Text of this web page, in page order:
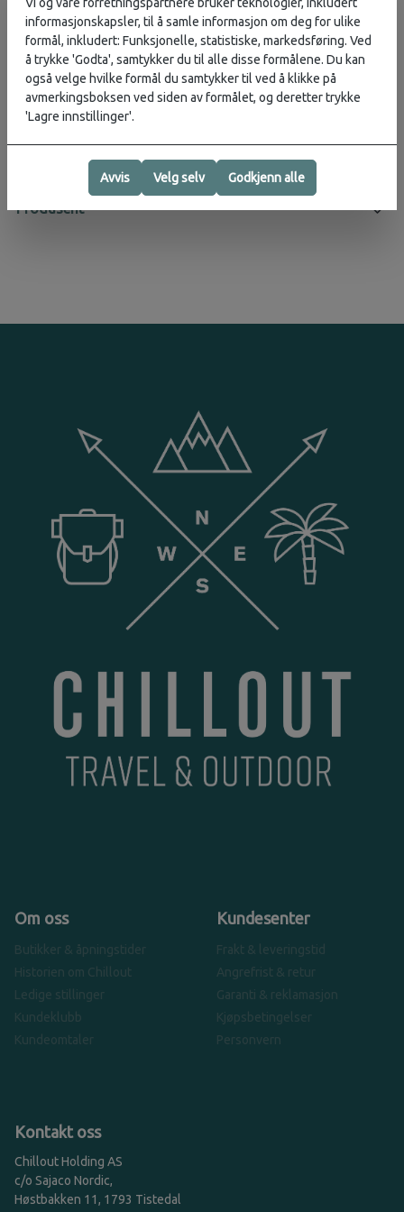
som negler, fortsatt laget i Seattle, WA, men nå i 100 % sertifisert
økologisk bomull.
Lavprofilvisir, lett buet nebb, svart undernebb, mønstret nylonrør
med KAVU-justering.
Vurderinger
Produsent
Om oss
Butikker & åpningstider
Historien om Chillout
Ledige stillinger
Kundeklubb
Kundeomtaler
Kundesenter
Frakt & leveringstid
Angrefrist & retur
Garanti & reklamasjon
Kjøpsbetingelser
Personvern
Kontakt oss
Chillout Holding AS
c/o Sajaco Nordic,
Høstbakken 11, 1793 Tistedal
informasjonskapsler, til å samle informasjon om deg for ulike
formål, inkludert: Funksjonelle, statistiske, markedsføring. Ved
å trykke 'Godta', samtykker du til alle disse formålene. Du kan
også velge hvilke formål du samtykker til ved å klikke på
avmerkingsboksen ved siden av formålet, og deretter trykke
'Lagre innstillinger'.
Avvis Velg selv Godkjenn alle